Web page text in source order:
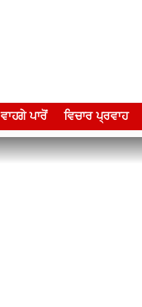
ਵਾਹਗੇ ਪਾਰੋਂ ਵਿਚਾਰ ਪ੍ਰਵਾਹ